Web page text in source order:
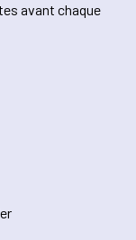
avant chaque